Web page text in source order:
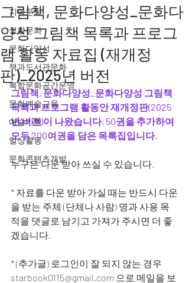
지역문화
생활문화
문화다양성
책과도서관문화
복합문화공간운영
문화예술교육
예술기획
일상활동
문화콘텐츠개발
그림책, 문화다양성_문화다
양성 그림책 목록과 프로그
램 활동 자료집 (재개정
판)_2025년 버전
그림책, 문화다양성_문화다양성 그림책
목록과 프로그램 활동안 재개정판(2025
년 버전)이 나왔습니다. 50권을 추가하여
모두 200여권을 담은 목록집입니다.
누구든 다운 받아 쓰실 수 있습니다.
* 자료를 다운 받아 가실 때는 반드시 다운
을 받는 주체 (단체나 사람) 명과 사용 목
적을 댓글로 남기고 가져가 주시면 더 좋
겠습니다.
* (추가글) 로그인이 잘 되지 않는 경우
starbook0115@gmail.com 으로 메일을 보